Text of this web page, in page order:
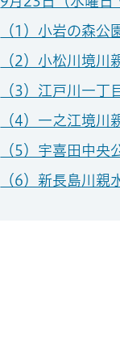
（1）小岩の森公
（2）小松川境川
（3）江戸川一丁
（4）一之江境川
（5）宇喜田中央
（6）新長島川親